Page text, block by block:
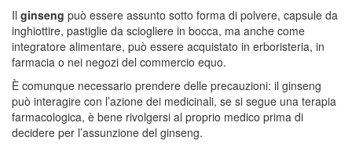
Il ginseng può essere assunto sotto forma di polvere, capsule da
inghiottire, pastiglie da sciogliere in bocca, ma anche come
integratore alimentare, può essere acquistato in erboristeria, in
farmacia o nei negozi del commercio equo.
È comunque necessario prendere delle precauzioni: il ginseng
può interagire con l’azione dei medicinali, se si segue una terapia
farmacologica, è bene rivolgersi al proprio medico prima di
decidere per l’assunzione del ginseng.